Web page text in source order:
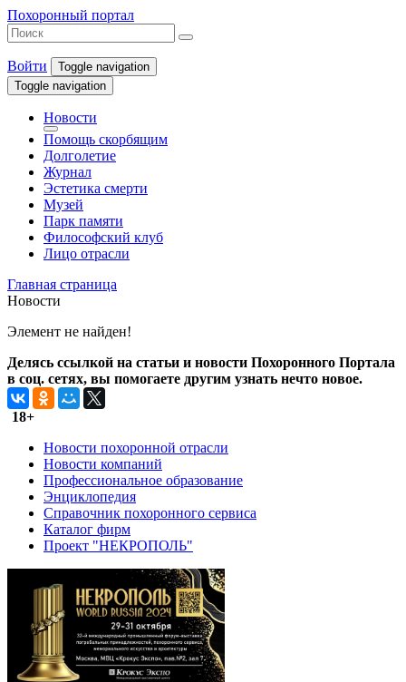
Похоронный портал
Войти
Toggle navigation
Toggle navigation
Новости
Помощь скорбящим
Долголетие
Журнал
Эстетика смерти
Музей
Парк памяти
Философский клуб
Лицо отрасли
Главная страница
Новости
Элемент не найден!
Делясь ссылкой на статьи и новости Похоронного Портала
в соц. сетях, вы помогаете другим узнать нечто новое.
18+
Новости похоронной отрасли
Новости компаний
Профессиональное образование
Энциклопедия
Справочник похоронного сервиса
Каталог фирм
Проект "НЕКРОПОЛЬ"